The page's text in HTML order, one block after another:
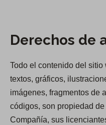
Derechos de
Todo el contenido del
textos, gráficos,
imágenes, fragmentos de
códigos, son propiedad
Compañía, sus